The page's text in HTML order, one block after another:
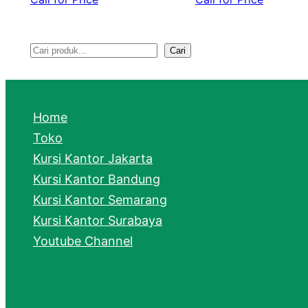
S
e
a
r
c
h
Cari
Home
Toko
Kursi Kantor Jakarta
Kursi Kantor Bandung
Kursi Kantor Semarang
Kursi Kantor Surabaya
Youtube Channel